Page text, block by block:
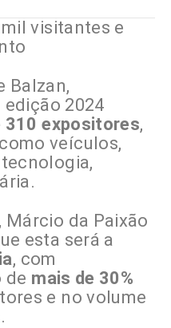
visitantes e
Balzan,
2024
310 expositores,
veículos,
da Paixão
esta será a
, com
de mais de 30%
e no volume